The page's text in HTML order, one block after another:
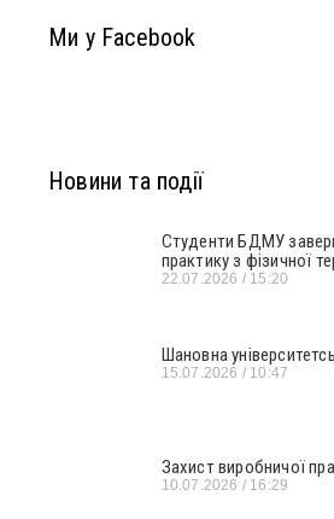
Ми у Facebook
Новини та події
Студенти БДМУ
практику з фізичної
22.07.2026 15:20
Шановна
15.07.2026 10:47
Захист виробничої
10.07.2026 16:29